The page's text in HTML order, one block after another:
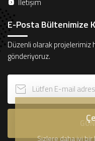
E-Posta Bültenimize
Düzenli olarak projelerimiz
gönderiyoruz.
Sizlere daha iyi